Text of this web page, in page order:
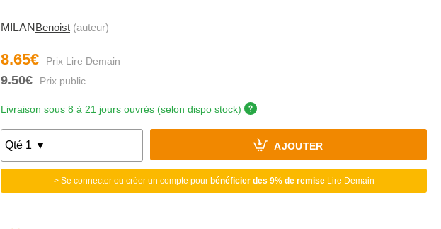
MILAN Benoist (auteur)
8.65€
9.50€
Livraison sous 8 à 21 jours ouvrés (selon dispo stock)
AJOUTER
> Se connecter ou créer un compte pour bénéficier des 9% de remiseLire Demain